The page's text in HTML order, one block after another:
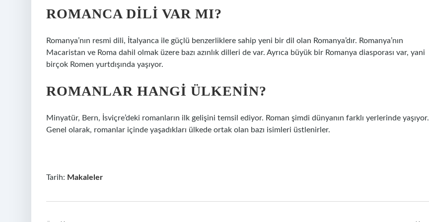
ROMANCA DILI VAR MI?
Romanya’nın resmi dili, İtalyanca ile güçlü benzerliklere sahip yeni bir dil olan Romanya’dır. Romanya’nın
Macaristan ve Roma dahil olmak üzere bazı azınlık dilleri de var. Ayrıca büyük bir Romanya diasporası var, yani
birçok Romen yurtdışında yaşıyor.
ROMANLAR HANGI ÜLKENIN?
Minyatür, Bern, İsviçre’deki romanların ilk gelişini temsil ediyor. Roman şimdi dünyanın farklı yerlerinde yaşıyor.
Genel olarak, romanlar içinde yaşadıkları ülkede ortak olan bazı isimleri üstlenirler.
Tarih: Makaleler